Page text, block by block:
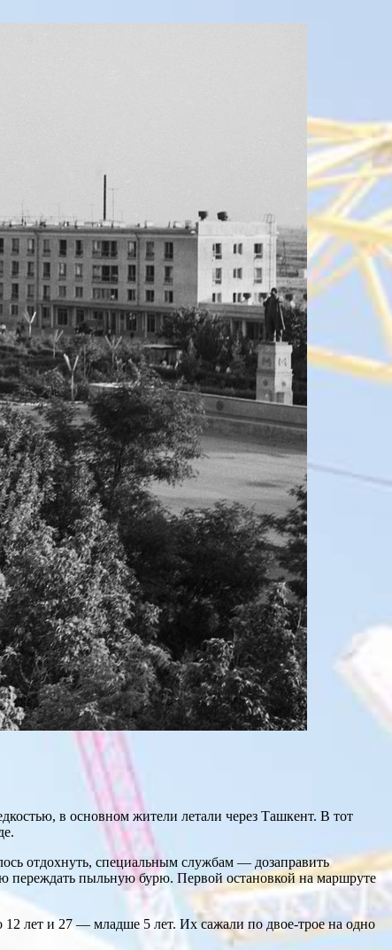
в основном жители летали через Ташкент. В тот
отдохнуть, специальным службам — дозаправить
переждать пыльную бурю. Первой остановкой на маршруте
12 лет и 27 — младше 5 лет. Их сажали по двое-трое на одно